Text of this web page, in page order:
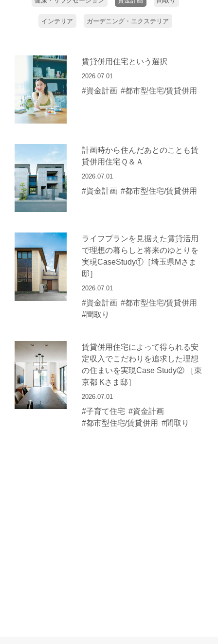
インテリア ガーデニング・エクステリア
賃貸併用住宅という選択
2026.07.01
#資金計画 #都市型住宅/賃貸併用
計画時から住んだあとのことも賃
貸併用住宅Ｑ＆Ａ
2026.07.01
#資金計画 #都市型住宅/賃貸併用
ライフプランを見据えた賃貸活用
で理想の暮らしと将来のゆとりを
実現CaseStudy①［埼玉県Mさま
邸］
2026.07.01
#資金計画 #都市型住宅/賃貸併用
#間取り
賃貸併用住宅によって得られる安
定収入でこだわりを追求した理想
の住まいを実現Case Study② ［東
京都 Kさま邸］
2026.07.01
#子育て住宅 #資金計画
#都市型住宅/賃貸併用 #間取り